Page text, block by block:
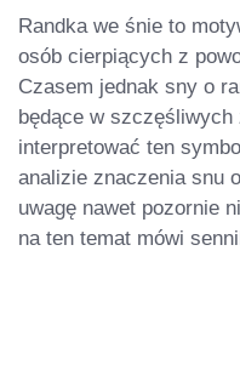
Randka we śnie to
osób cierpiących z
Czasem jednak sny o
będące w
interpretować ten
analizie znaczenia snu
uwagę nawet pozornie
na ten temat mówi